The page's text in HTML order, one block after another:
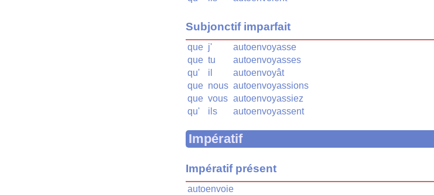
Subjonctif imparfait
que j'
autoenvoyasse
que tu
autoenvoyasses
qu'
il
autoenvoyât
que nous autoenvoyassions
que vous autoenvoyassiez
qu'
ils autoenvoyassent
Impératif
Impératif présent
autoenvoie